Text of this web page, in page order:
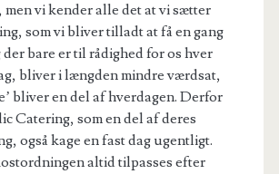
vi kender alle det at vi sætter
som vi bliver tilladt at få en gang
bare er til rådighed for os hver
bliver i længden mindre værdsat,
bliver en del af hverdagen. Derfor
Catering, som en del af deres
også kage en fast dag ugentligt.
altid tilpasses efter